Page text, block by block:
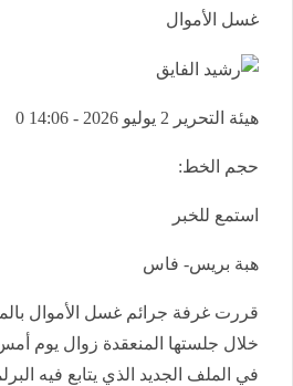
غسل الأموال
هيئة التحرير 2 يوليو 2026 - 14:06 0
حجم الخط:
استمع للخبر
هبة بريس- فاس
قررت غرفة جرائم غسل الأموال
خلال جلستها المنعقدة زوال يوم أمس
في الملف الجديد الذي يتابع فيه